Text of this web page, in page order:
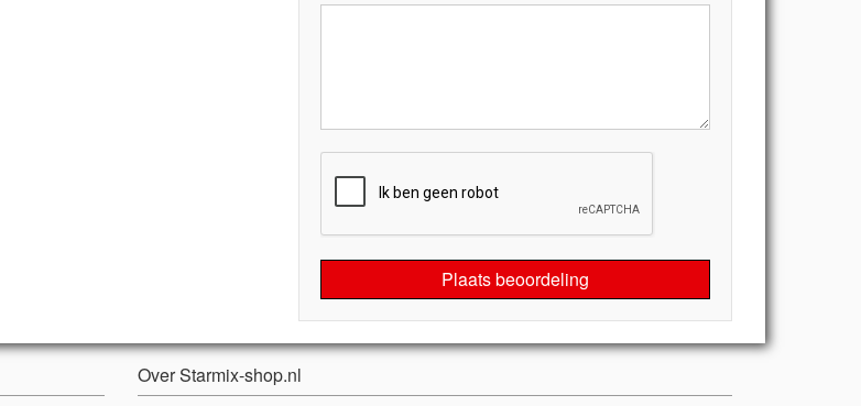
Plaats beoordeling
Over Starmix-shop.nl